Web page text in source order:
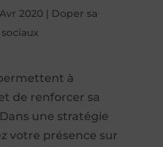
Avr 2020| Doper sa
à
de renforcer sa
une stratégie
votre présence sur